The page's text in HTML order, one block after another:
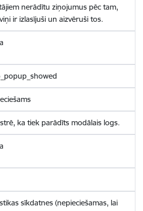
nerādītu ziņojumus pēc tam,
ir izlasījuši un aizvēruši tos.
ka tiek parādīts modālais logs.
sīkdatnes (nepieciešamas, lai